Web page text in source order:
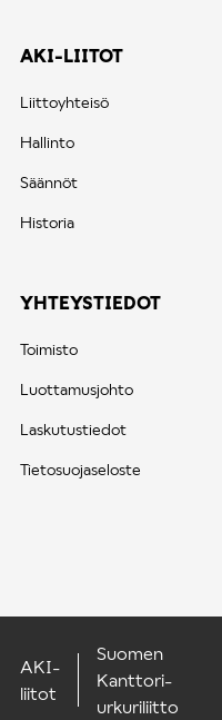
AKI-LIITOT
Liittoyhteisö
Hallinto
Säännöt
Historia
YHTEYSTIEDOT
Toimisto
Luottamusjohto
Laskutustiedot
Tietosuojaseloste
AKI-
liitot
Suomen
Kanttori-
urkuriliitto